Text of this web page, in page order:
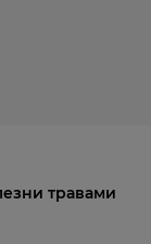
травами